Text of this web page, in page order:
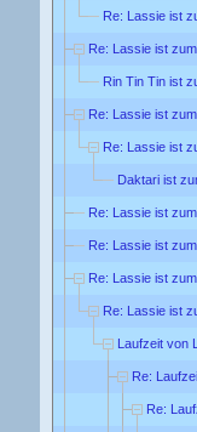
Re: Lassie ist
Re: Lassie ist
Rin Tin Tin ist
Re: Lassie ist
Re: Lassie ist
Daktari ist
Re: Lassie ist
Re: Lassie ist
Re: Lassie ist
Re: Lassie ist
Laufzeit von
Re:
Re: